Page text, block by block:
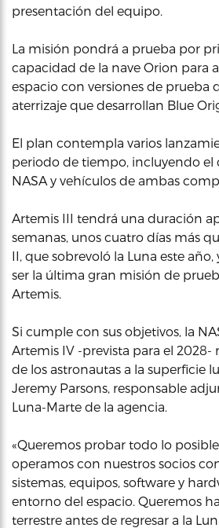
presentación del equipo.
La misión pondrá a prueba por
capacidad de la nave Orion para
espacio con versiones de prueba
aterrizaje que desarrollan Blue
El plan contempla varios
periodo de tiempo, incluyendo el
NASA y vehículos de ambas
Artemis III tendrá una duración
semanas, unos cuatro días más
II, que sobrevoló la Luna este año,
ser la última gran misión de
Artemis.
Si cumple con sus objetivos, la
Artemis IV -prevista para el 2028-
de los astronautas a la superficie
Jeremy Parsons, responsable
Luna-Marte de la agencia.
«Queremos probar todo lo
operamos con nuestros socios
sistemas, equipos, software y
entorno del espacio. Queremos
terrestre antes de regresar a la